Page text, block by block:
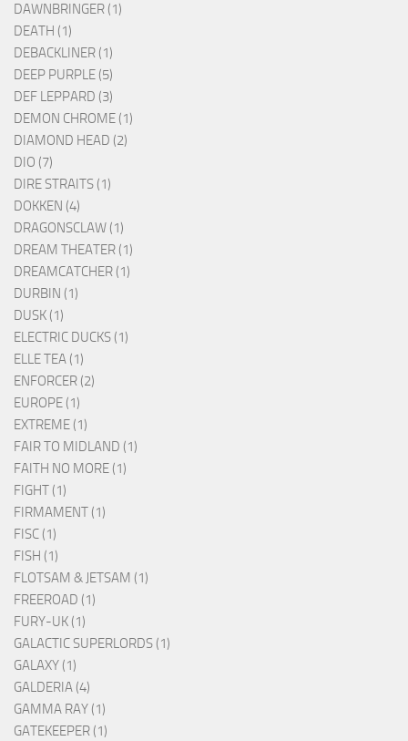
DAWNBRINGER (1)
DEATH (1)
DEBACKLINER (1)
DEEP PURPLE (5)
DEF LEPPARD (3)
DEMON CHROME (1)
DIAMOND HEAD (2)
DIO (7)
DIRE STRAITS (1)
DOKKEN (4)
DRAGONSCLAW (1)
DREAM THEATER (1)
DREAMCATCHER (1)
DURBIN (1)
DUSK (1)
ELECTRIC DUCKS (1)
ELLE TEA (1)
ENFORCER (2)
EUROPE (1)
EXTREME (1)
FAIR TO MIDLAND (1)
FAITH NO MORE (1)
FIGHT (1)
FIRMAMENT (1)
FISC (1)
FISH (1)
FLOTSAM & JETSAM (1)
FREEROAD (1)
FURY-UK (1)
GALACTIC SUPERLORDS (1)
GALAXY (1)
GALDERIA (4)
GAMMA RAY (1)
GATEKEEPER (1)